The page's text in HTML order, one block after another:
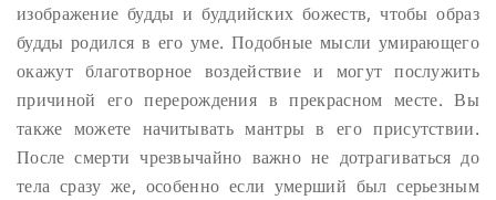
изображение будды и буддийских божеств, чтобы образ
будды родился в его уме. Подобные мысли умирающего
окажут благотворное воздействие и могут послужить
причиной его перерождения в прекрасном месте. Вы
также можете начитывать мантры в его присутствии.
После смерти чрезвычайно важно не дотрагиваться до
тела сразу же, особенно если умерший был серьезным